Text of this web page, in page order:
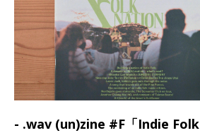
- .wav (un)zine #F「Indie Folk